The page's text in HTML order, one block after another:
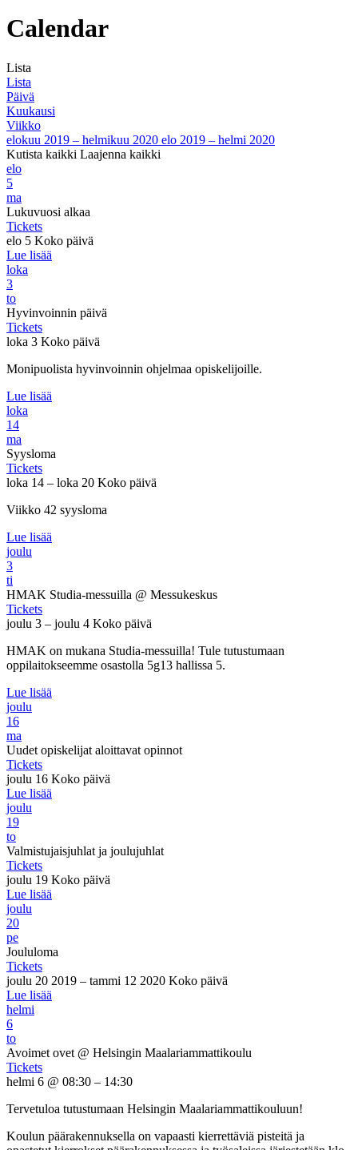
Calendar
Lista
Lista
Päivä
Kuukausi
Viikko
elokuu 2019 – helmikuu 2020 elo 2019 – helmi 2020
Kutista kaikki Laajenna kaikki
elo
5
ma
Lukuvuosi alkaa
Tickets
elo 5 Koko päivä
Lue lisää
loka
3
to
Hyvinvoinnin päivä
Tickets
loka 3 Koko päivä
Monipuolista hyvinvoinnin ohjelmaa opiskelijoille.
Lue lisää
loka
14
ma
Syysloma
Tickets
loka 14 – loka 20 Koko päivä
Viikko 42 syysloma
Lue lisää
joulu
3
ti
HMAK Studia-messuilla @ Messukeskus
Tickets
joulu 3 – joulu 4 Koko päivä
HMAK on mukana Studia-messuilla! Tule tutustumaan
oppilaitokseemme osastolla 5g13 hallissa 5.
Lue lisää
joulu
16
ma
Uudet opiskelijat aloittavat opinnot
Tickets
joulu 16 Koko päivä
Lue lisää
joulu
19
to
Valmistujaisjuhlat ja joulujuhlat
Tickets
joulu 19 Koko päivä
Lue lisää
joulu
20
pe
Joululoma
Tickets
joulu 20 2019 – tammi 12 2020 Koko päivä
Lue lisää
helmi
6
to
Avoimet ovet @ Helsingin Maalariammattikoulu
Tickets
helmi 6 @ 08:30 – 14:30
Tervetuloa tutustumaan Helsingin Maalariammattikouluun!
Koulun päärakennuksella on vapaasti kierrettäviä pisteitä ja